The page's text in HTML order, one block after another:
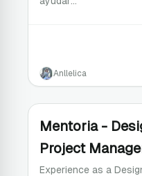
Anllelica
Mentoria -
Project
Experience as a